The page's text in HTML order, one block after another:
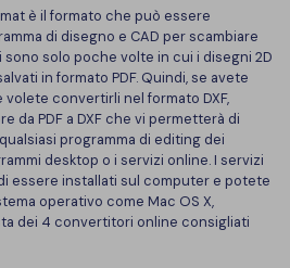
è il formato che può essere
di disegno e CAD per scambiare
sono solo poche volte in cui i disegni 2D
in formato PDF. Quindi, se avete
convertirli nel formato DXF,
da PDF a DXF che vi permetterà di
programma di editing dei
desktop o i servizi online. I servizi
essere installati sul computer e potete
operativo come Mac OS X,
dei 4 convertitori online consigliati